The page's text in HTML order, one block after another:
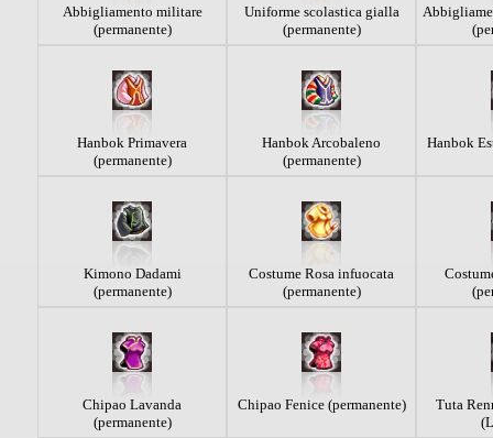
Abbigliamento militare
(permanente)
Uniforme scolastica gialla
(permanente)
Hanbok Primavera
(permanente)
Hanbok Arcobaleno
(permanente)
Hanbok
Kimono Dadami
(permanente)
Costume Rosa infuocata
(permanente)
Chipao Lavanda
(permanente)
Chipao Fenice (permanente)
Tuta